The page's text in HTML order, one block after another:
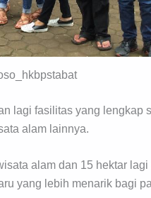
lagi fasilitas yang lengkap
alam lainnya.
alam dan 15 hektar
yang lebih menarik bagi